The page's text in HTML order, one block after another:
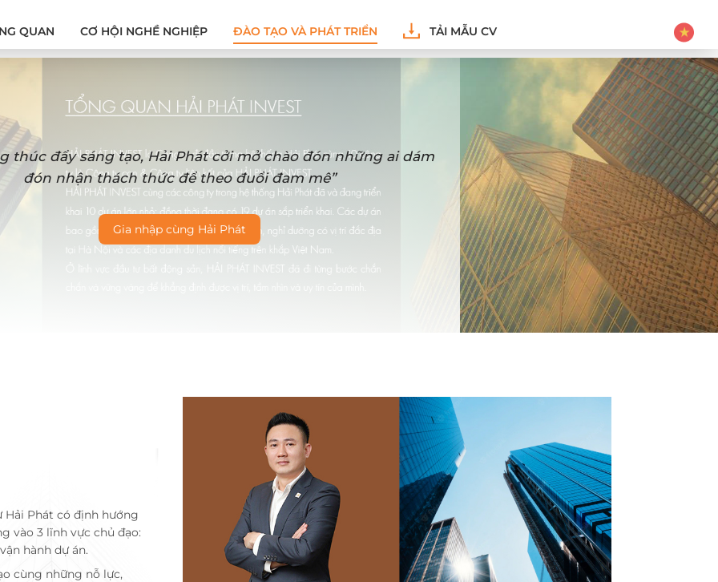
QUAN CƠ HỘI NGHỀ NGHIỆP ĐÀO TẠO VÀ PHÁT TRIỂN TẢI MẪU CV
thúc đẩy sáng tạo, Hải Phát cởi mở chào đón những ai dám
đón nhận thách thức để theo đuổi đam mê”
Gia nhập cùng Hải Phát
Hải Phát có định hướng
vào 3 lĩnh vực chủ đạo:
hành dự án.
cùng những nỗ lực,